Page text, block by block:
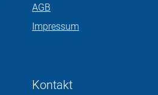
AGB
Impressum
Kontakt